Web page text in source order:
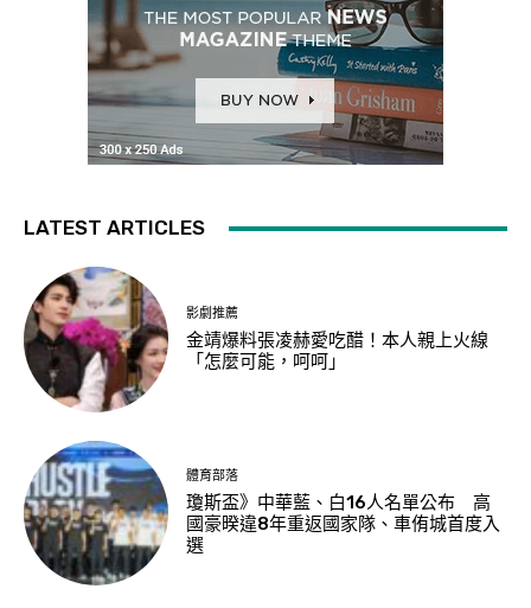
LATEST ARTICLES
影劇推薦
金靖爆料張凌赫愛吃醋！本人親上火線
「怎麼可能，呵呵」
體育部落
瓊斯盃》中華藍、白16人名單公布 高
國豪暌違8年重返國家隊、車侑城首度入
選